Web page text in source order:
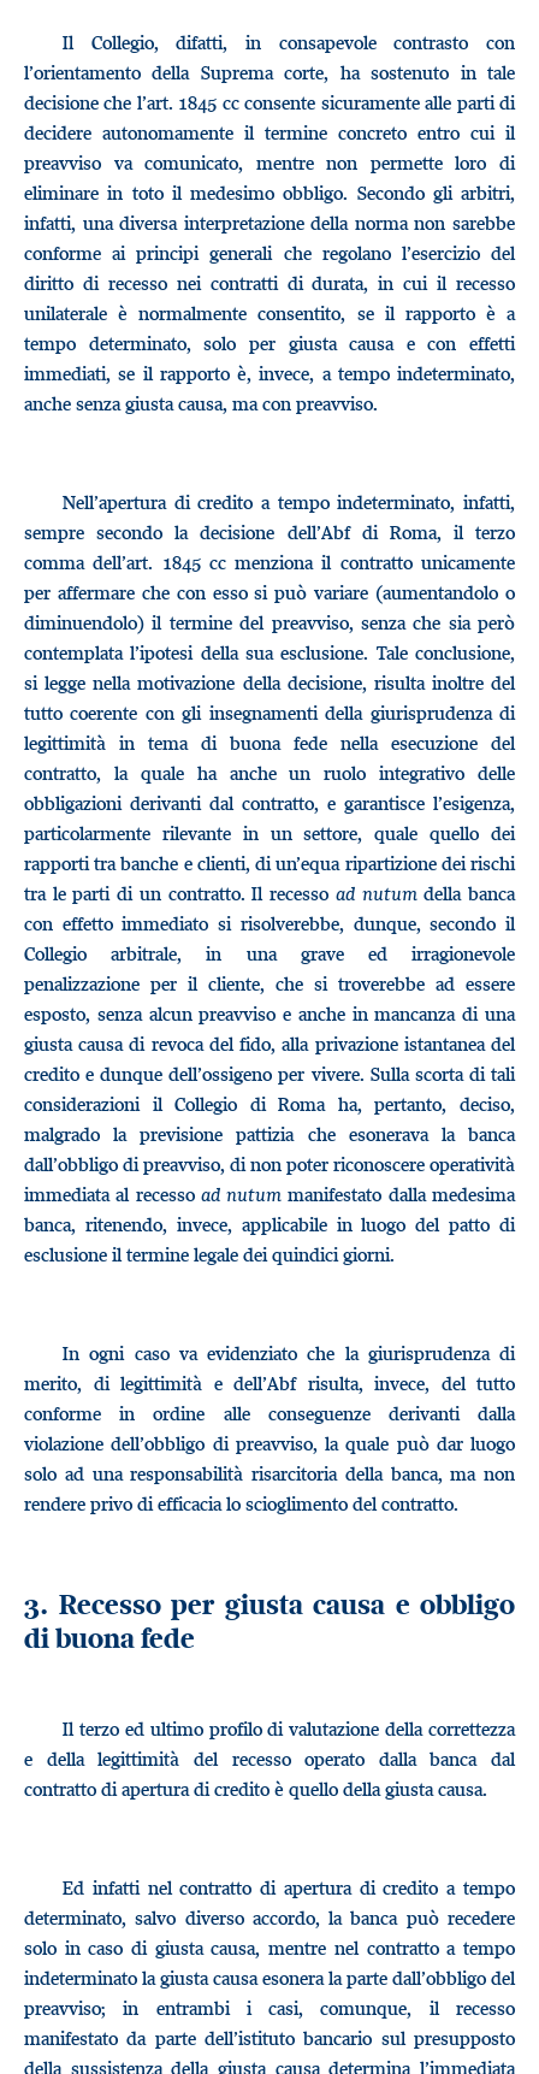
Il Collegio, difatti, in consapevole contrasto con
l’orientamento della Suprema corte, ha sostenuto in tale
decisione che l’art. 1845 cc consente sicuramente alle parti di
decidere autonomamente il termine concreto entro cui il
preavviso va comunicato, mentre non permette loro di
eliminare in toto il medesimo obbligo. Secondo gli arbitri,
infatti, una diversa interpretazione della norma non sarebbe
conforme ai principi generali che regolano l’esercizio del
diritto di recesso nei contratti di durata, in cui il recesso
unilaterale è normalmente consentito, se il rapporto è a
tempo determinato, solo per giusta causa e con effetti
immediati, se il rapporto è, invece, a tempo indeterminato,
anche senza giusta causa, ma con preavviso.
Nell’apertura di credito a tempo indeterminato, infatti,
sempre secondo la decisione dell’Abf di Roma, il terzo
comma dell’art. 1845 cc menziona il contratto unicamente
per affermare che con esso si può variare (aumentandolo o
diminuendolo) il termine del preavviso, senza che sia però
contemplata l’ipotesi della sua esclusione. Tale conclusione,
si legge nella motivazione della decisione, risulta inoltre del
tutto coerente con gli insegnamenti della giurisprudenza di
legittimità in tema di buona fede nella esecuzione del
contratto, la quale ha anche un ruolo integrativo delle
obbligazioni derivanti dal contratto, e garantisce l’esigenza,
particolarmente rilevante in un settore, quale quello dei
rapporti tra banche e clienti, di un’equa ripartizione dei rischi
tra le parti di un contratto. Il recesso ad nutumdella banca
con effetto immediato si risolverebbe, dunque, secondo il
Collegio arbitrale, in una grave ed irragionevole
penalizzazione per il cliente, che si troverebbe ad essere
esposto, senza alcun preavviso e anche in mancanza di una
giusta causa di revoca del fido, alla privazione istantanea del
credito e dunque dell’ossigeno per vivere. Sulla scorta di tali
considerazioni il Collegio di Roma ha, pertanto, deciso,
malgrado la previsione pattizia che esonerava la banca
dall’obbligo di preavviso, di non poter riconoscere operatività
immediata al recesso ad nutum manifestato dalla medesima
banca, ritenendo, invece, applicabile in luogo del patto di
esclusione il termine legale dei quindici giorni.
In ogni caso va evidenziato che la giurisprudenza di
merito, di legittimità e dell’Abf risulta, invece, del tutto
conforme in ordine alle conseguenze derivanti dalla
violazione dell’obbligo di preavviso, la quale può dar luogo
solo ad una responsabilità risarcitoria della banca, ma non
rendere privo di efficacia lo scioglimento del contratto.
3. Recesso per giusta causa e obbligo
di buona fede
Il terzo ed ultimo profilo di valutazione della correttezza
e della legittimità del recesso operato dalla banca dal
contratto di apertura di credito è quello della giusta causa.
Ed infatti nel contratto di apertura di credito a tempo
determinato, salvo diverso accordo, la banca può recedere
solo in caso di giusta causa, mentre nel contratto a tempo
indeterminato la giusta causa esonera la parte dall’obbligo del
preavviso; in entrambi i casi, comunque, il recesso
manifestato da parte dell’istituto bancario sul presupposto
della sussistenza della giusta causa determina l’immediata